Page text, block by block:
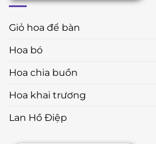
Giỏ hoa để bàn
Hoa bó
Hoa chia buồn
Hoa khai trương
Lan Hồ Điệp